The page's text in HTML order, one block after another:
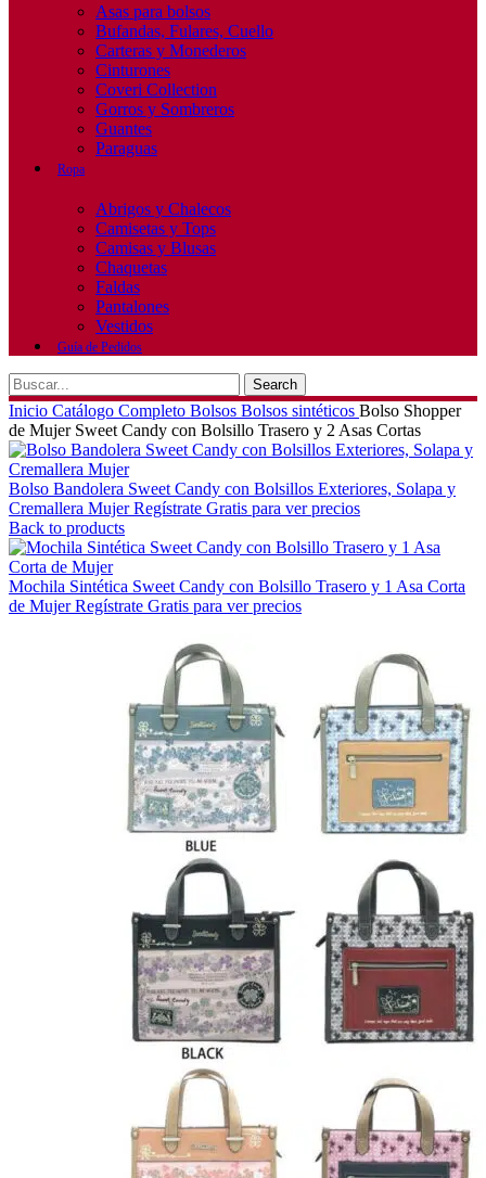
Asas para bolsos
Bufandas, Fulares, Cuello
Carteras y Monederos
Cinturones
Coveri Collection
Gorros y Sombreros
Guantes
Paraguas
Ropa
Abrigos y Chalecos
Camisetas y Tops
Camisas y Blusas
Chaquetas
Faldas
Pantalones
Vestidos
Guía de Pedidos
Search
Inicio Catálogo Completo Bolsos Bolsos sintéticos Bolso Shopper
de Mujer Sweet Candy con Bolsillo Trasero y 2 Asas Cortas
Bolso Bandolera Sweet Candy con Bolsillos Exteriores, Solapa y
Cremallera MujerRegístrate Gratis para ver precios
Back to products
Mochila Sintética Sweet Candy con Bolsillo Trasero y 1 Asa Corta
de MujerRegístrate Gratis para ver precios